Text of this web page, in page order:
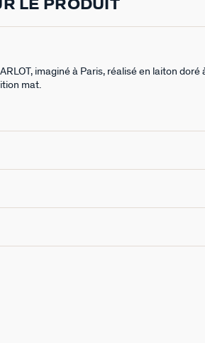
LE PRODUIT
imaginé à Paris, réalisé en laiton doré
mat.